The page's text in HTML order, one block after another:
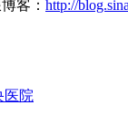
客： http://
医院